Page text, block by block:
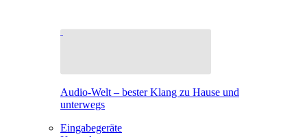
Audio-Welt – bester Klang zu Hause und
unterwegs
Eingabegeräte